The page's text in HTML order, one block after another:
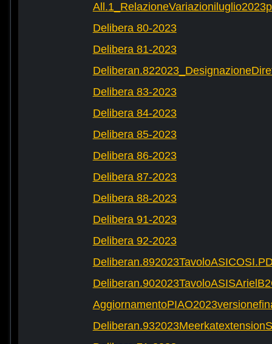
Delibera 80-2023
Delibera 81-2023
Delibera 83-2023
Delibera 84-2023
Delibera 85-2023
Delibera 86-2023
Delibera 87-2023
Delibera 88-2023
Delibera 91-2023
Delibera 92-2023